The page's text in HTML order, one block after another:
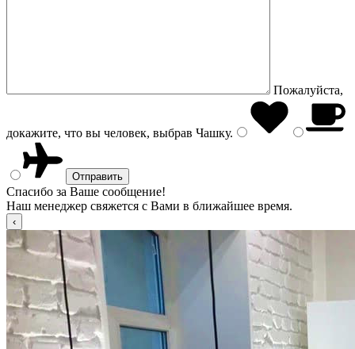
Пожалуйста,
докажите, что вы человек, выбрав Чашку.
Спасибо за Ваше сообщение!
Наш менеджер свяжется с Вами в ближайшее время.